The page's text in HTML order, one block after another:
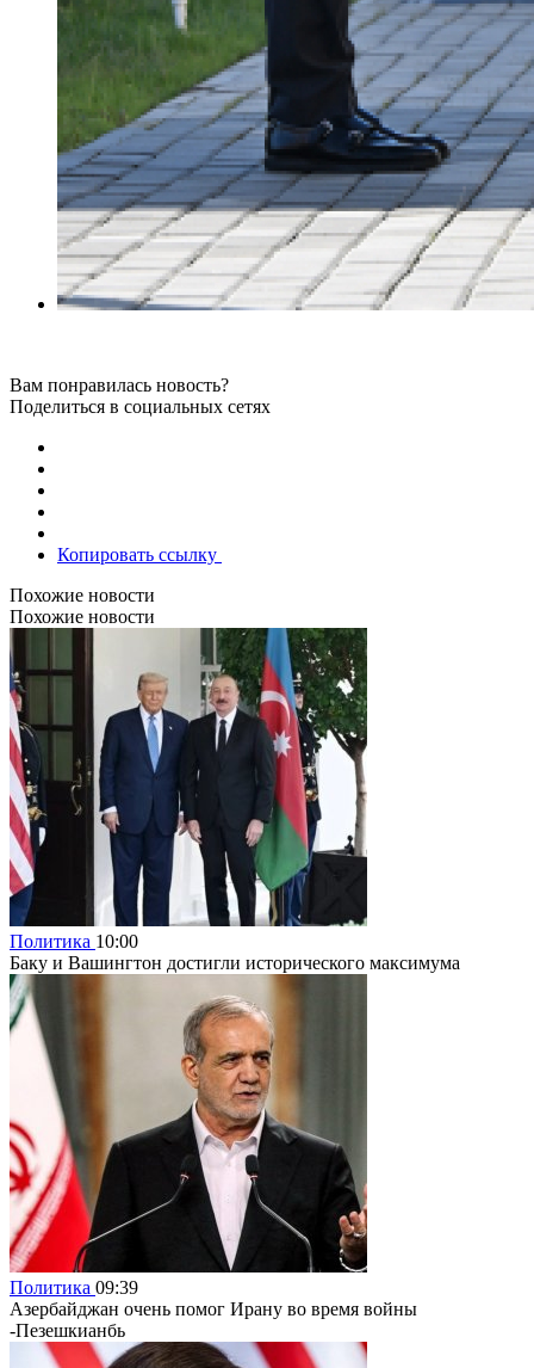
Вам понравилась новость?
Поделиться в социальных сетях
Копировать ссылку
Похожие новости
Похожие новости
Политика 10:00
Баку и Вашингтон достигли исторического максимума
Политика 09:39
Азербайджан очень помог Ирану во время войны
-Пезешкианбь